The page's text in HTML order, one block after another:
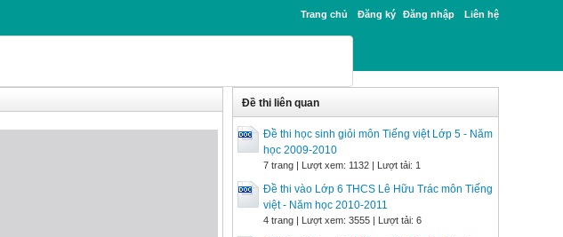
Trang chủ Đăng ký Đăng nhập Liên hệ
Đề thi liên quan
Đề thi học sinh giỏi môn Tiếng việt Lớp 5 - Năm
học 2009-2010
7 trang | Lượt xem: 1132 | Lượt tải: 1
Đề thi vào Lớp 6 THCS Lê Hữu Trác môn Tiếng
việt - Năm học 2010-2011
4 trang | Lượt xem: 3555 | Lượt tải: 6